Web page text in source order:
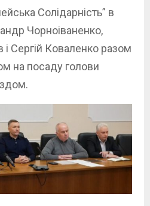
Солідарність” в
Чорноіваненко,
Сергій Коваленко разом
на посаду голови